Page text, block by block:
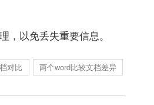
，以免丢失重要信息。
对比 两个word比较文档差异